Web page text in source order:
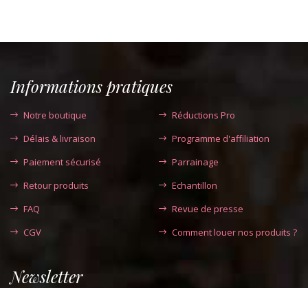
Informations pratiques
Notre boutique
Délais & livraison
Paiement sécurisé
Retour produits
FAQ
CGV
Réductions Pro
Programme d'affiliation
Parrainage
Echantillon
Revue de presse
Comment louer nos produits ?
Newsletter